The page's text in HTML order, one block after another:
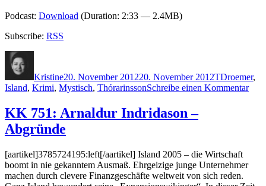
Podcast: Download (Duration: 2:33 — 2.4MB)
Subscribe: RSS
Kristine20. November 201220. November 2012TDroemer,
Island, Krimi, Mystisch, ThórarinssonSchreibe einen Kommentarzu
kalt
KK 751: Arnaldur Indridason –
Abgründe
[aartikel]3785724195:left[/aartikel] Island 2005 – die Wirtschaft
boomt in nie gekanntem Ausmaß. Ehrgeizige junge Unternehmer
machen durch clevere Finanzgeschäfte weltweit von sich reden.